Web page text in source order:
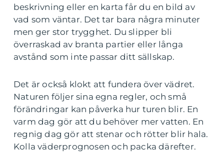
beskrivning eller en karta får du en bild av
vad som väntar. Det tar bara några minuter
men ger stor trygghet. Du slipper bli
överraskad av branta partier eller långa
avstånd som inte passar ditt sällskap.
Det är också klokt att fundera över vädret.
Naturen följer sina egna regler, och små
förändringar kan påverka hur turen blir. En
varm dag gör att du behöver mer vatten. En
regnig dag gör att stenar och rötter blir hala.
Kolla väderprognosen och packa därefter.